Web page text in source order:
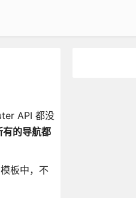
API 都没
有的导航都
板中，不